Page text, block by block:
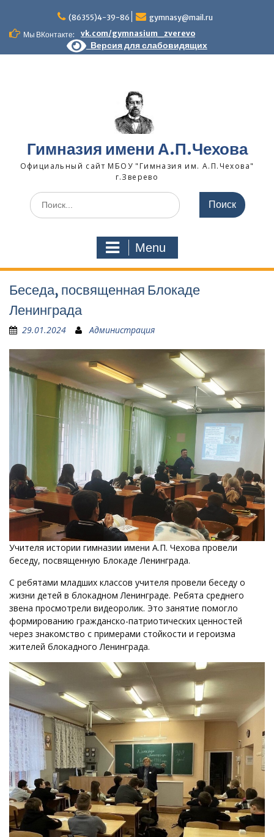
content
(86355)4-39-86
gymnasy@mail.ru
Мы ВКонтакте:
vk.com/gymnasium_zverevo
Версия для слабовидящих
Гимназия имени А.П.Чехова
Официальный сайт МБОУ "Гимназия им. А.П.Чехова"
г.Зверево
Search
for:
Menu
Беседа, посвященная Блокаде
Ленинграда
29.01.2024 Администрация
Учителя истории гимназии имени А.П. Чехова провели
беседу, посвященную Блокаде Ленинграда.
С ребятами младших классов учителя провели беседу о
жизни детей в блокадном Ленинграде. Ребята среднего
звена просмотрели видеоролик. Это занятие помогло
формированию гражданско-патриотических ценностей
через знакомство с примерами стойкости и героизма
жителей блокадного Ленинграда.